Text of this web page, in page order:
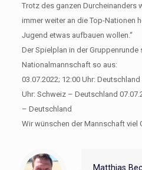
Trotz des ganzen Durcheinanders
immer weiter an die Top-Nationen
Jugend etwas aufbauen wollen.“
Der Spielplan in der Gruppenrunde
Nationalmannschaft so aus:
03.07.2022; 12:00 Uhr:
Uhr: Schweiz – Deutschland
– Deutschland
Wir wünschen der Mannschaft viel
Matthias